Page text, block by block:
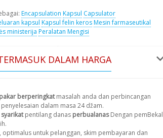
Encapsulation Kapsul Capsulator
kapsul Kapsul felin kerosMesin farmaseutikal
ministerija Peralatan Mengisi
DALAM HARGA
berperingkatmasalah anda dan perbincangan
dalam masa 24 džam.
syarikatpentilang danas perbualanasDengan pemBekal
, optimalus untuk pelanggan, skim pembayaran dan